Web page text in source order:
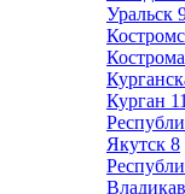
Уральск
Кострома
Курган 11
Якутск 8